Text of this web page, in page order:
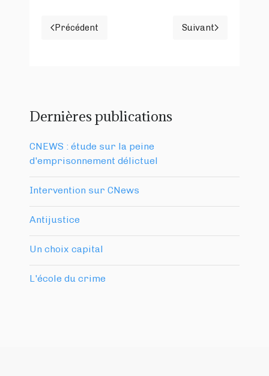
Article précédent : BREVES OBSERVATIONS
Précédent
Article suivant :
Suivant
Dernières publications
CNEWS : étude sur la peine
d'emprisonnement délictuel
Intervention sur CNews
Antijustice
Un choix capital
L'école du crime